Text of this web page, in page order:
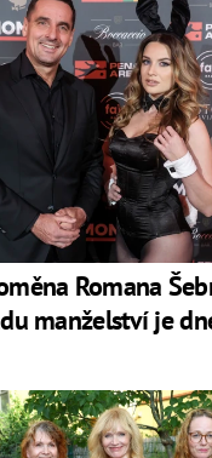
Romana
manželství je